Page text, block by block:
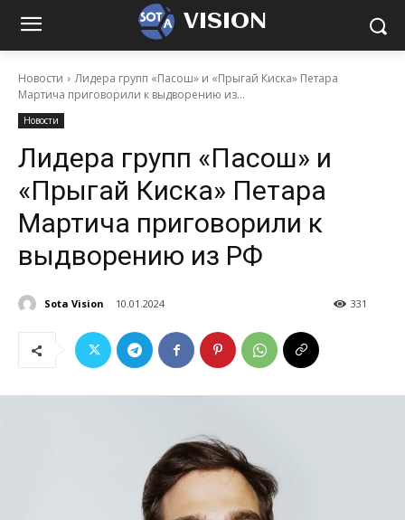
VISION
Новости
Лидера групп «Пасош» и «Прыгай Киска» Петара
Мартича приговорили к выдворению из...
Новости
Лидера групп «Пасош» и
«Прыгай Киска» Петара
Мартича приговорили к
выдворению из РФ
Sota Vision 10.01.2024 331